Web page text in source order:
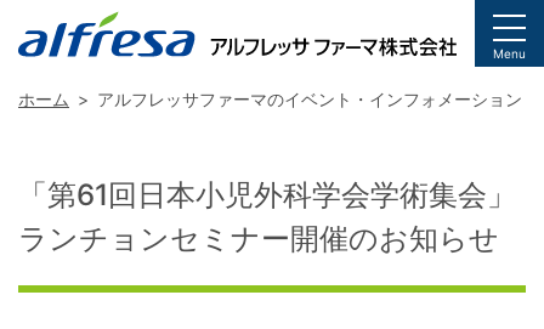
Menu
ホーム アルフレッサファーマのイベント・インフォメーション
「第61回日本小児外科学会学術集会」
ランチョンセミナー開催のお知らせ